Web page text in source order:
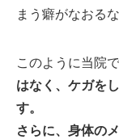
まう癖がなおる
このように当院で
はなく、ケガを
す。
さらに、身体の